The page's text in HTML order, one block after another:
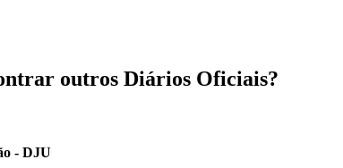
outros Diários Oficiais?
- DJU